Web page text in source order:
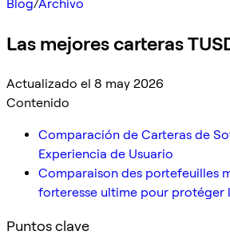
Blog/Archivo
Las mejores carteras
Actualizado el 8 may 2026
Contenido
Comparación de Carteras de
Experiencia de Usuario
Comparaison des portefeuilles
forteresse ultime pour protéger
Puntos clave